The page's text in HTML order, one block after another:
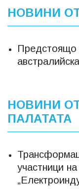
НОВИНИ
Предстоящо
НОВИНИ
ПАЛАТАТА
участници